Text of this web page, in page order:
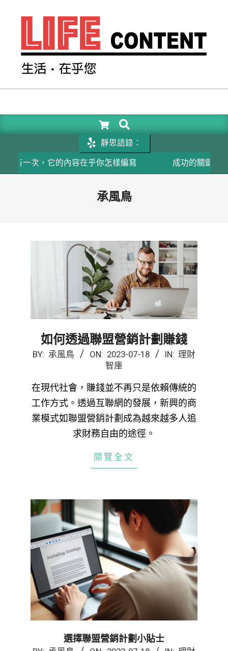
LIFE
SEARCH
靜思語錄：
它的內容在乎你怎樣編寫 成功的關鍵在於相信自己
承風鳥
如何透過聯盟營銷計劃賺錢
2023-
18
BY: 承風鳥 ON: 2023-07-18 IN: 理財
智庫
在現代社會，賺錢並不再只是依賴傳統的
工作方式。透過互聯網的發展，新興的商
業模式如聯盟營銷計劃成為越來越多人追
求財務自由的途徑。
閱覽全文
選擇聯盟營銷計劃小貼士